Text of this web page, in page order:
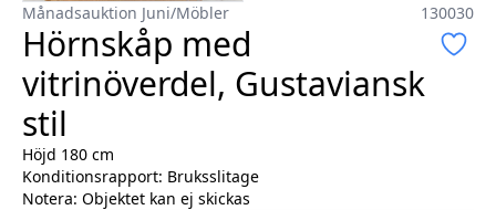
Månadsauktion Juni/Möbler 130030
Hörnskåp med
vitrinöverdel, Gustaviansk
stil
Höjd 180 cm
Konditionsrapport: Bruksslitage
Notera: Objektet kan ej skickas